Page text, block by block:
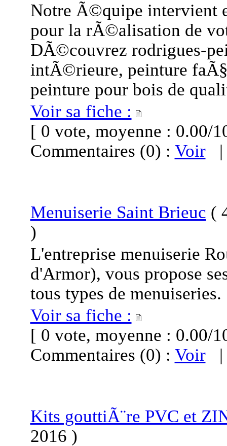
Notre Ã©quipe intervient
pour la rÃ©alisation de
DÃ©couvrez rodrigues-
intÃ©rieure, peinture
peinture pour bois de
Voir sa fiche :
[ 0 vote, moyenne :
Commentaires (0) : Voir
Menuiserie Saint Brieuc (
)
L'entreprise menuiserie
d'Armor), vous propose
tous types de menuiseries.
Voir sa fiche :
[ 0 vote, moyenne :
Commentaires (0) : Voir
Kits gouttiÃ¨re PVC et
2016 )